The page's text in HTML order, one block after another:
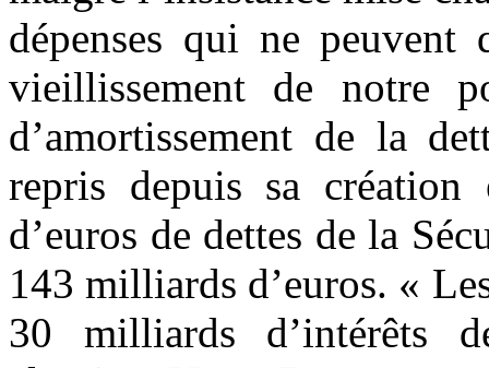
dépenses qui ne
vieillissement de notre
d’amortissement de la
repris depuis sa
d’euros de dettes de la
143 milliards d’euros. «
30 milliards d’intérêts